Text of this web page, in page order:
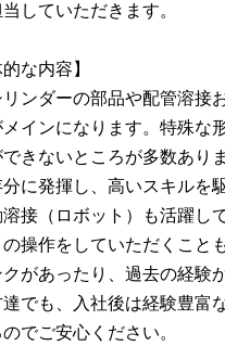
していただきます。
的な内容】
ンダーの部品や配管溶接
インになります。特殊な
きないところが多数あり
分に発揮し、高いスキルを
接（ロボット）も活躍し
操作をしていただくこと
クがあったり、過去の経験
達でも、入社後は経験豊富
のでご安心ください。